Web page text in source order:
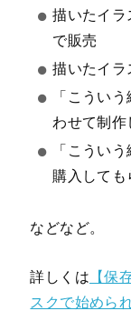
描いたイラ
で販売
描いたイラ
「こうい
わせて制作
「こうい
購入しても
などなど。
詳しくは 【保
スクで始めら